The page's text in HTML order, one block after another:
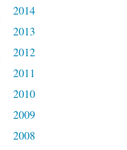
2014
2013
2012
2011
2010
2009
2008